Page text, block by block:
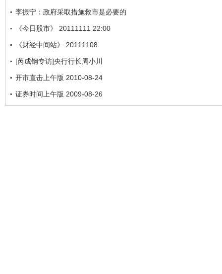
李振宁：政府采取措施救市是必要的
《今日股市》 20111111 22:00
《财经中间站》 20111108
[芮成钢专访]央行行长周小川
开市直击上午版 2010-08-24
证券时间上午版 2009-08-26